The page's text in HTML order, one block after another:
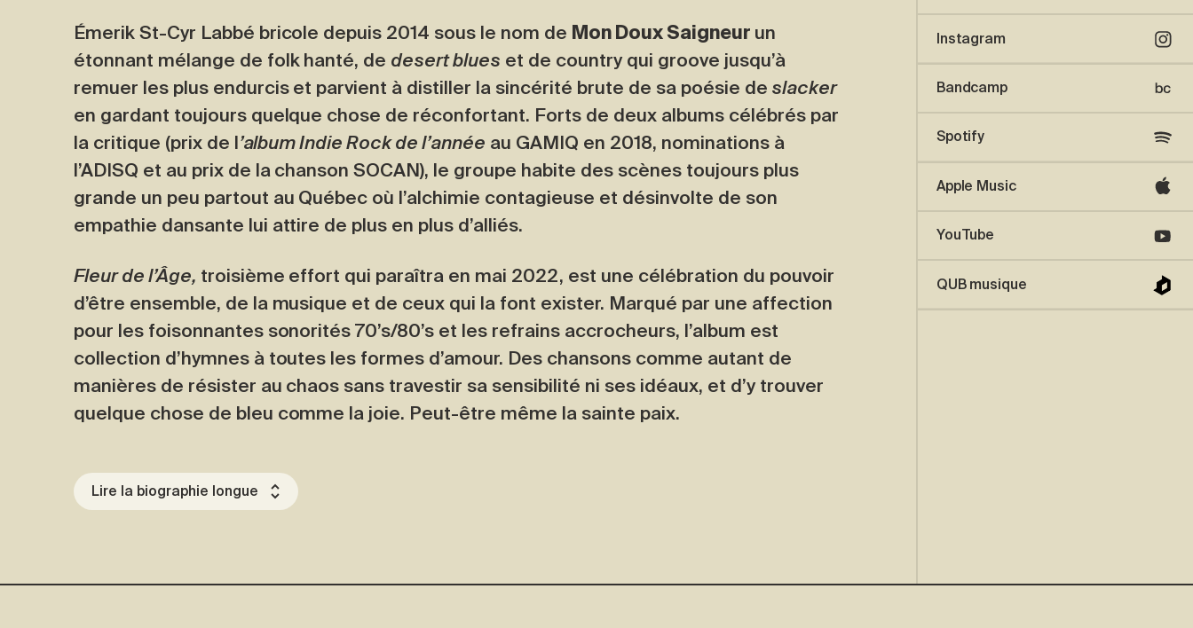
Émerik St-Cyr Labbé bricole depuis 2014 sous le nom de Mon Doux Saigneur un
étonnant mélange de folk hanté, de desert blues et de country qui groove jusqu’à
remuer les plus endurcis et parvient à distiller la sincérité brute de sa poésie de slacker
en gardant toujours quelque chose de réconfortant. Forts de deux albums célébrés par
la critique (prix de l’album Indie Rock de l’année au GAMIQ en 2018, nominations à
l’ADISQ et au prix de la chanson SOCAN), le groupe habite des scènes toujours plus
grande un peu partout au Québec où l’alchimie contagieuse et désinvolte de son
empathie dansante lui attire de plus en plus d’alliés.
Fleur de l’Âge, troisième effort qui paraîtra en mai 2022, est une célébration du pouvoir
d’être ensemble, de la musique et de ceux qui la font exister. Marqué par une affection
pour les foisonnantes sonorités 70’s/80’s et les refrains accrocheurs, l’album est
collection d’hymnes à toutes les formes d’amour. Des chansons comme autant de
manières de résister au chaos sans travestir sa sensibilité ni ses idéaux, et d’y trouver
quelque chose de bleu comme la joie. Peut-être même la sainte paix.
Lire la biographie longue
Instagram
Bandcamp
Spotify
Apple Music
YouTube
QUB musique